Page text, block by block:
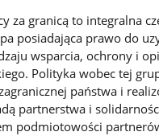
za granicą to integralna
posiadająca prawo do
wsparcia, ochrony i
Polityka wobec tej
państwa i
partnerstwa i
podmiotowości